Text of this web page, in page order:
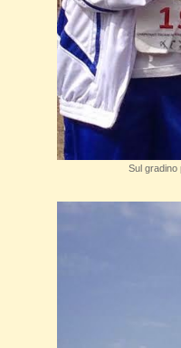
Sul gradino